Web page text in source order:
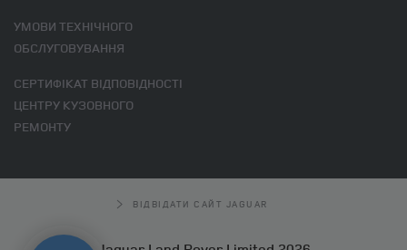
УМОВИ ТЕХНІЧНОГО
ОБСЛУГОВУВАННЯ
СЕРТИФІКАТ ВІДПОВІДНОСТІ
ЦЕНТРУ КУЗОВНОГО
РЕМОНТУ
ВІДВІДАТИ САЙТ JAGUAR